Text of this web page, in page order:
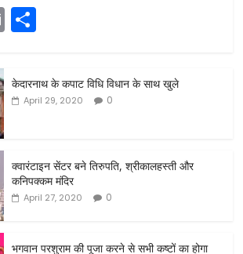
E
m
ai ar
e
केदारनाथ के कपाट विधि विधान के साथ खुले
April 29, 2020 0
क्वारंटाइन सेंटर बने तिरुपति, श्रीकालहस्ती और
कनिपक्कम मंदिर
April 27, 2020 0
भगवान परशुराम की पूजा करने से सभी कष्टों का होगा